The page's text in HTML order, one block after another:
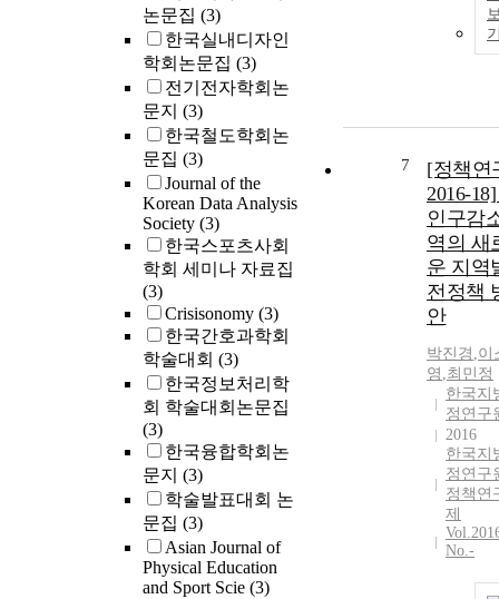
논문집 (3)
한국실내디자인
학회논문집 (3)
전기전자학회논
문지 (3)
한국철도학회논
문집 (3)
Journal of the
Korean Data Analysis
Society (3)
한국스포츠사회
학회 세미나 자료집
(3)
Crisisonomy (3)
한국간호과학회
학술대회 (3)
한국정보처리학
회 학술대회논문집
(3)
한국융합학회논
문지 (3)
학술발표대회 논
문집 (3)
Asian Journal of
Physical Education
and Sport Scie (3)
7
[정책연
2016-
인구감
역의 새
운 지역
전정책
안
박진경 ,이
영 ,최민정
한국지
정연구
2016
한국지
정연구
정책연
제
No.-